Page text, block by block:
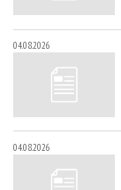
04.08.2026
04.08.2026